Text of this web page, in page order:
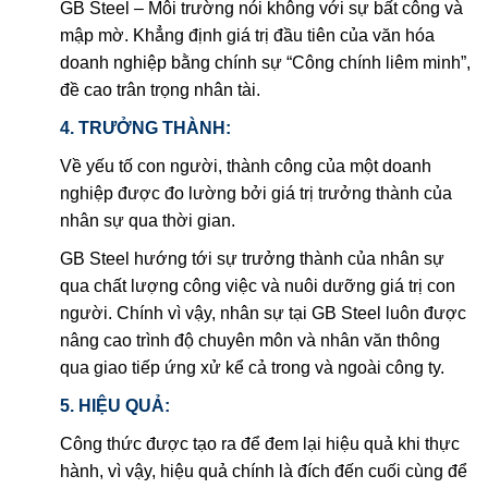
GB Steel – Môi trường nói không với sự bất công và
mập mờ. Khẳng định giá trị đầu tiên của văn hóa
doanh nghiệp bằng chính sự “Công chính liêm minh”,
đề cao trân trọng nhân tài.
4. TRƯỞNG THÀNH:
Về yếu tố con người, thành công của một doanh
nghiệp được đo lường bởi giá trị trưởng thành của
nhân sự qua thời gian.
GB Steel hướng tới sự trưởng thành của nhân sự
qua chất lượng công việc và nuôi dưỡng giá trị con
người. Chính vì vậy, nhân sự tại GB Steel luôn được
nâng cao trình độ chuyên môn và nhân văn thông
qua giao tiếp ứng xử kể cả trong và ngoài công ty.
5. HIỆU QUẢ:
Công thức được tạo ra để đem lại hiệu quả khi thực
hành, vì vậy, hiệu quả chính là đích đến cuối cùng để